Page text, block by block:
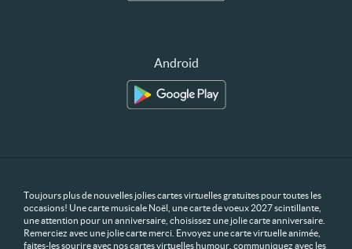
Android
Toujours plus de nouvelles jolies cartes virtuelles gratuites pour toutes les
occasions! Une carte musicale Noël, une carte de voeux 2027 scintillante,
une attention pour un anniversaire, choisissez une jolie carte anniversaire.
Remerciez avec une jolie carte merci. Envoyez une carte virtuelle animée,
faites-les sourire avec nos cartes virtuelles humour, communiquez avec les